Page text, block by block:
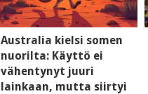
Australia kielsi somen
nuorilta: Käyttö ei
vähentynyt juuri
lainkaan, mutta siirtyi